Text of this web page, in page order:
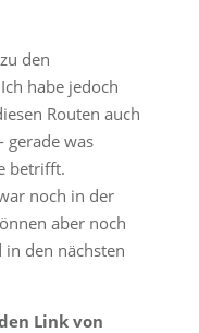
den
habe jedoch
Routen auch
gerade was
betrifft.
noch in der
aber noch
den nächsten
Link von